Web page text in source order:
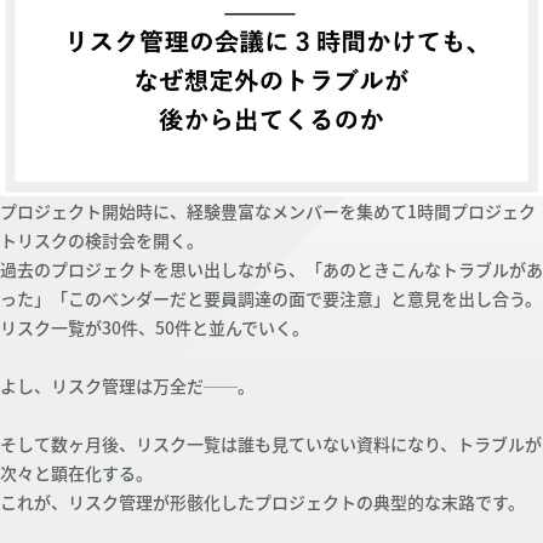
プロジェクト開始時に、経験豊富なメンバーを集めて1時間プロジェク
トリスクの検討会を開く。
過去のプロジェクトを思い出しながら、「あのときこんなトラブルがあ
った」「このベンダーだと要員調達の面で要注意」と意見を出し合う。
リスク一覧が30件、50件と並んでいく。
よし、リスク管理は万全だ──。
そして数ヶ月後、リスク一覧は誰も見ていない資料になり、トラブルが
次々と顕在化する。
これが、リスク管理が形骸化したプロジェクトの典型的な末路です。